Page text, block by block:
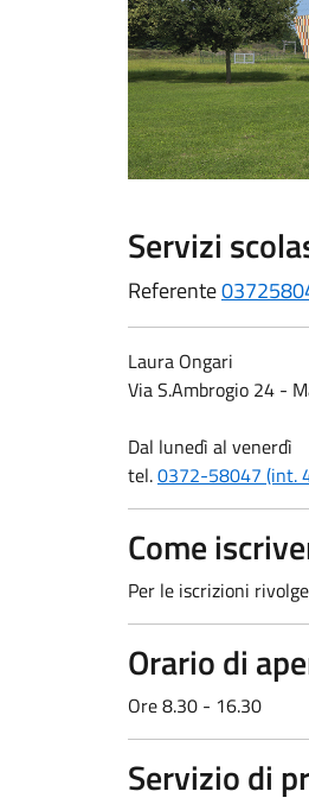
Servizi
Referente
Laura Ongari
Via S.Ambrogio 24 -
Dal lunedì al venerdì
tel.0372-58047 (int.
Come
Per le iscrizioni
Orario di
Ore 8.30 - 16.30
Servizio di